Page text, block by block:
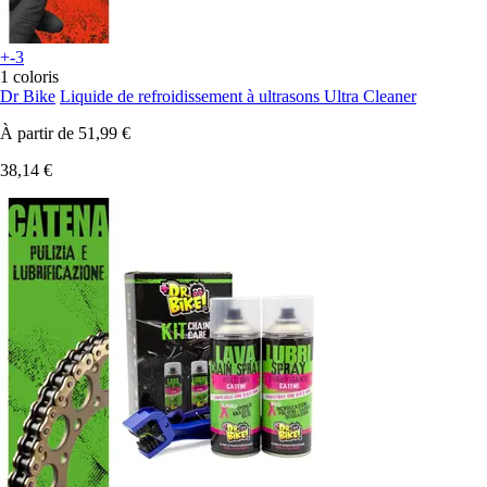
+-3
1 coloris
Dr Bike Liquide de refroidissement à ultrasons Ultra Cleaner
À partir de 51,99 €
38,14 €